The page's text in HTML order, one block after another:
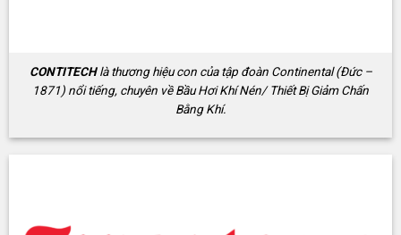
CONTITECHlà thương hiệu con của tập đoàn Continental (Đức –
1871) nổi tiếng, chuyên về Bầu Hơi Khí Nén/ Thiết Bị Giảm Chấn
Bằng Khí.